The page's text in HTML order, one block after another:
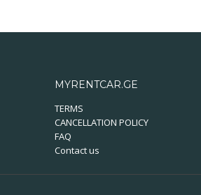
MYRENTCAR.GE
TERMS
CANCELLATION POLICY
FAQ
Contact us